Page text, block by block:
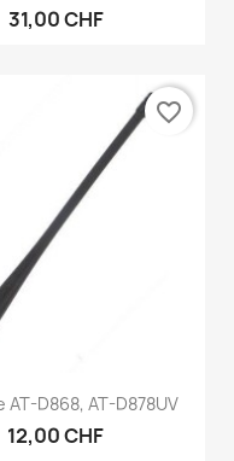
31,00 CHF
Anteprima
D868, AT-D878UV
12,00 CHF
favorite_border